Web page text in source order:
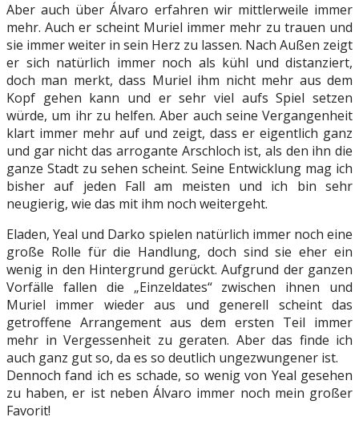
Aber auch über Álvaro erfahren wir mittlerweile immer
mehr. Auch er scheint Muriel immer mehr zu trauen und
sie immer weiter in sein Herz zu lassen. Nach Außen zeigt
er sich natürlich immer noch als kühl und distanziert,
doch man merkt, dass Muriel ihm nicht mehr aus dem
Kopf gehen kann und er sehr viel aufs Spiel setzen
würde, um ihr zu helfen. Aber auch seine Vergangenheit
klart immer mehr auf und zeigt, dass er eigentlich ganz
und gar nicht das arrogante Arschloch ist, als den ihn die
ganze Stadt zu sehen scheint. Seine Entwicklung mag ich
bisher auf jeden Fall am meisten und ich bin sehr
neugierig, wie das mit ihm noch weitergeht.
Eladen, Yeal und Darko spielen natürlich immer noch eine
große Rolle für die Handlung, doch sind sie eher ein
wenig in den Hintergrund gerückt. Aufgrund der ganzen
Vorfälle fallen die „Einzeldates“ zwischen ihnen und
Muriel immer wieder aus und generell scheint das
getroffene Arrangement aus dem ersten Teil immer
mehr in Vergessenheit zu geraten. Aber das finde ich
auch ganz gut so, da es so deutlich ungezwungener ist.
Dennoch fand ich es schade, so wenig von Yeal gesehen
zu haben, er ist neben Álvaro immer noch mein großer
Favorit!